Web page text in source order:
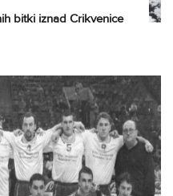
bitki iznad Crikvenice